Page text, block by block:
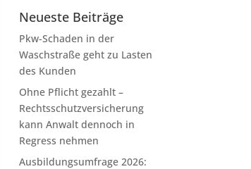
Neueste Beiträge
Pkw-Schaden in der
Waschstraße geht zu Lasten
des Kunden
Ohne Pflicht gezahlt –
Rechtsschutzversicherung
kann Anwalt dennoch in
Regress nehmen
Ausbildungsumfrage 2026: